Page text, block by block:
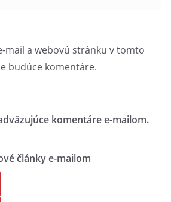
mail a webovú stránku v tomto
budúce komentáre.
komentáre e-mailom.
články e-mailom